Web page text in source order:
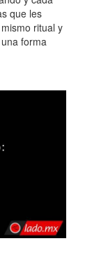
que les
ritual y
forma